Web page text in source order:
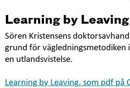
Learning by
Sören Kristensens
grund för vägledningsmetodiken
en utlandsvistelse.
Learning by Leaving, som pdf på